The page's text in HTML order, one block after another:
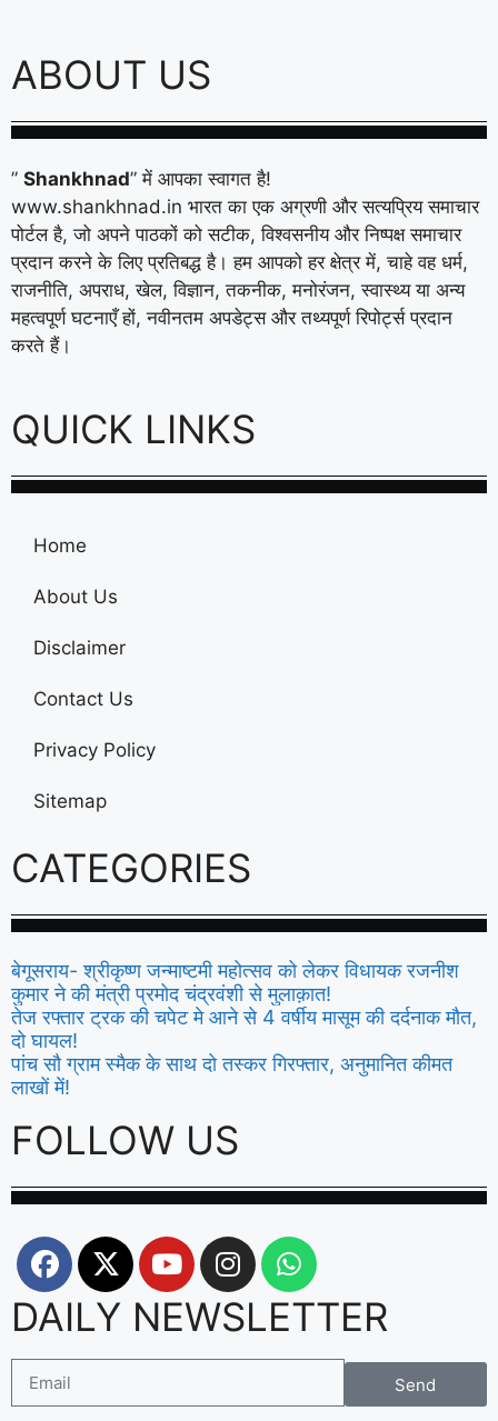
ABOUT US
” Shankhnad” में आपका स्वागत है!
www.shankhnad.in भारत का एक अग्रणी और सत्यप्रिय समाचार
पोर्टल है, जो अपने पाठकों को सटीक, विश्वसनीय और निष्पक्ष समाचार
प्रदान करने के लिए प्रतिबद्ध है। हम आपको हर क्षेत्र में, चाहे वह धर्म,
राजनीति, अपराध, खेल, विज्ञान, तकनीक, मनोरंजन, स्वास्थ्य या अन्य
महत्वपूर्ण घटनाएँ हों, नवीनतम अपडेट्स और तथ्यपूर्ण रिपोर्ट्स प्रदान
करते हैं।
QUICK LINKS
Home
About Us
Disclaimer
Contact Us
Privacy Policy
Sitemap
CATEGORIES
बेगूसराय- श्रीकृष्ण जन्माष्टमी महोत्सव को लेकर विधायक रजनीश
कुमार ने की मंत्री प्रमोद चंद्रवंशी से मुलाक़ात!
तेज रफ्तार ट्रक की चपेट मे आने से 4 वर्षीय मासूम की दर्दनाक मौत,
दो घायल!
पांच सौ ग्राम स्मैक के साथ दो तस्कर गिरफ्तार, अनुमानित कीमत
लाखों में!
FOLLOW US
DAILY NEWSLETTER
Send